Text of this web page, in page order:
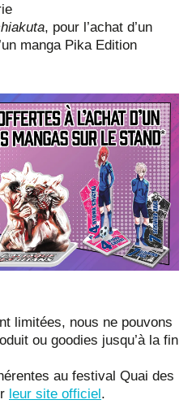
, pour l’achat d’un
manga Pika Edition
limitées, nous ne pouvons
ou goodies jusqu’à la fin
au festival Quai des
leur site officiel.